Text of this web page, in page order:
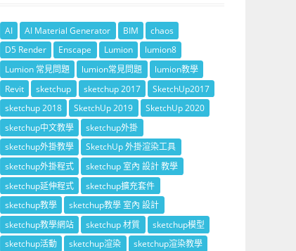
AI AI Material Generator BIM
chaos
D5 Render
Enscape Lumion
lumion8
Lumion 常見問題
lumion常見問題
lumion教學
Revit
sketchup sketchup 2017
SketchUp2017
sketchup 2018
SketchUp 2019
SketchUp 2020
sketchup中文教學
sketchup外掛
sketchup外掛教學
SketchUp 外掛渲染工具
sketchup外掛程式
sketchup 室內 設計 教學
sketchup延伸程式
sketchup擴充套件
sketchup教學
sketchup教學 室內 設計
sketchup教學網站
sketchup 材質
sketchup模型
sketchup活動
sketchup渲染
sketchup渲染教學